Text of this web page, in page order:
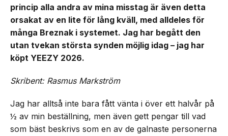
princip alla andra av mina misstag är även detta
orsakat av en lite för lång kväll, med alldeles för
många Breznak i systemet. Jag har begått den
utan tvekan största synden möjlig idag – jag har
köpt YEEZY 2026.
Skribent: Rasmus Markström
Jag har alltså inte bara fått vänta i över ett halvår på
½ av min beställning, men även gett pengar till vad
som bäst beskrivs som en av de galnaste personerna